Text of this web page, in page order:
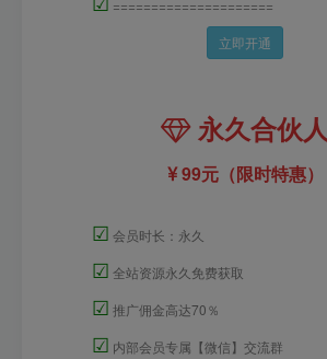
=====================
立即开通
永久合伙人
99元（限时特惠）
☑ 会员时长：永久
☑ 全站资源永久免费获取
☑ 推广佣金高达70％
☑ 内部会员专属【微信】交流群